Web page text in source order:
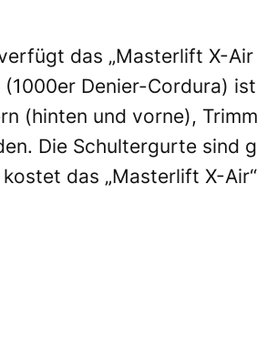
das „Masterlift X-Air
Denier-Cordura)
(hinten und vorne),
Die Schultergurte sind
das „Masterlift X-